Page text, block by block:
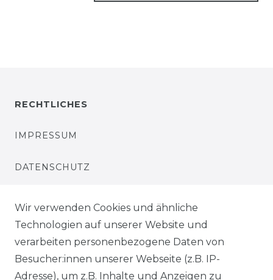
RECHTLICHES
IMPRESSUM
DATENSCHUTZ
AGB
SHOP
Wir verwenden Cookies und ähnliche
Technologien auf unserer Website und
verarbeiten personenbezogene Daten von
Besucher:innen unserer Webseite (z.B. IP-
Adresse), um z.B. Inhalte und Anzeigen zu